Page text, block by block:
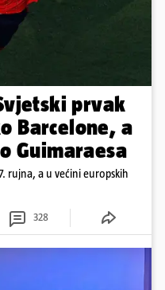
prvak
Barcelone, a
Guimaraesa
rujna, a u većini europskih
328